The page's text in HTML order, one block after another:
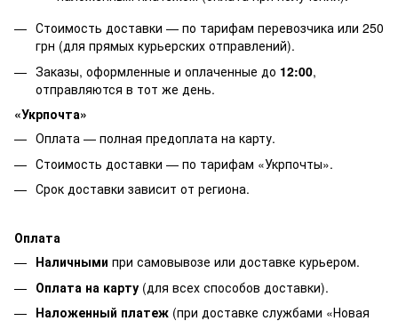
Стоимость доставки — по тарифам перевозчика или 250
грн (для прямых курьерских отправлений).
Заказы, оформленные и оплаченные до 12:00,
отправляются в тот же день.
«Укрпочта»
Оплата — полная предоплата на карту.
Стоимость доставки — по тарифам «Укрпочты».
Срок доставки зависит от региона.
Оплата
Наличными при самовывозе или доставке курьером.
Оплата на карту (для всех способов доставки).
Наложенный платеж (при доставке службами «Новая